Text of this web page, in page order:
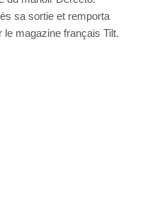
sa sortie et remporta
le magazine français Tilt.